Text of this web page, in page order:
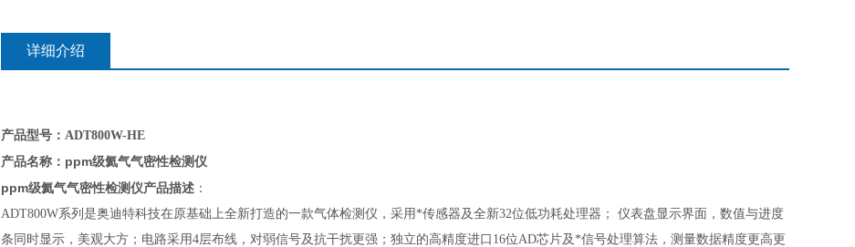
详细介绍
产品型号：ADT800W-HE
产品名称： ppm级氦气气密性检测仪
ppm级氦气气密性检测仪产品描述 ：
ADT800W系列 是奥迪特科技在原基础上全新打造的一款气体检测仪，采用*传感器及全新32位低功耗处理器； 仪表盘显示界面，数值与进度
条同时显示，美观大方；电路采用4层布线，对弱信号及抗干扰更强；独立的高精度进口16位AD芯片及*信号处理算法，测量数据精度更高更